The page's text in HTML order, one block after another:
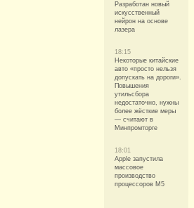
Разработан новый
искусственный
нейрон на основе
лазера
18:15
Некоторые китайские
авто «просто нельзя
допускать на дороги».
Повышения
утильсбора
недостаточно, нужны
более жёсткие меры
— считают в
Минпромторге
18:01
Apple запустила
массовое
производство
процессоров M5